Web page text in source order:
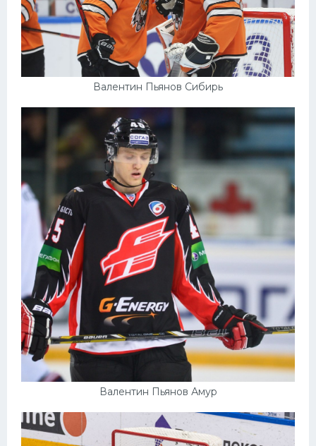
Валентин Пьянов Сибирь
Валентин Пьянов Амур